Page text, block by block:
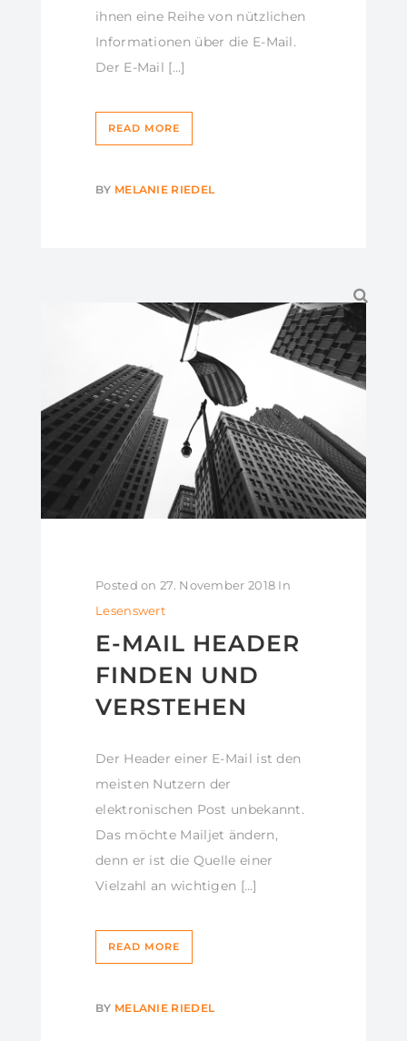
ihnen eine Reihe von nützlichen
Informationen über die E-Mail.
Der E-Mail […]
READ MORE
BY MELANIE RIEDEL
Posted on 27. November 2018 In
Lesenswert
E-MAIL HEADER
FINDEN UND
VERSTEHEN
Der Header einer E-Mail ist den
meisten Nutzern der
elektronischen Post unbekannt.
Das möchte Mailjet ändern,
denn er ist die Quelle einer
Vielzahl an wichtigen […]
READ MORE
BY MELANIE RIEDEL